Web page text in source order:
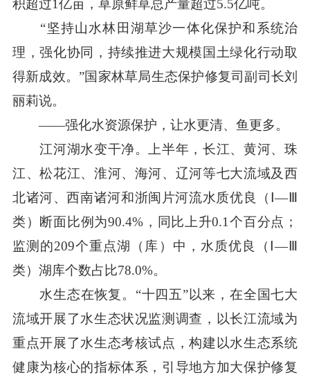
积超过1亿亩，草原鲜草总产量超过5.5亿吨。
“坚持山水林田湖草沙一体化保护和系统治
理，强化协同，持续推进大规模国土绿化行动取
得新成效。”国家林草局生态保护修复司副司长刘
丽莉说。
——强化水资源保护，让水更清、鱼更多。
江河湖水变干净。上半年，长江、黄河、珠
江、松花江、淮河、海河、辽河等七大流域及西
北诸河、西南诸河和浙闽片河流水质优良（Ⅰ—Ⅲ
类）断面比例为90.4%，同比上升0.1个百分点；
监测的209个重点湖（库）中，水质优良（Ⅰ—Ⅲ
类）湖库个数占比78.0%。
水生态在恢复。“十四五”以来，在全国七大
流域开展了水生态状况监测调查，以长江流域为
重点开展了水生态考核试点，构建以水生态系统
健康为核心的指标体系，引导地方加大保护修复